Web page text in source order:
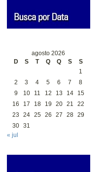
agosto 2026
D
S T Q Q S
S
1
2
3 4 5 6 7
8
9
10 11 12 13 14
15
16
17 18 19 20 21
22
23
24 25 26 27 28 29
30 31
« jul